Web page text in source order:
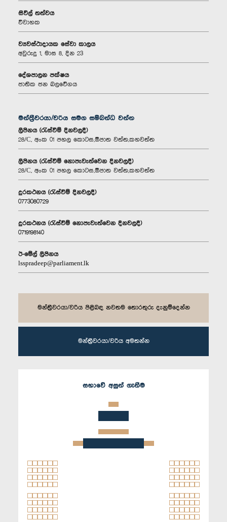
සිවිල් තත්වය
විවාහක
ව්‍යවස්ථාදායක සේවා කාලය
අවුරුදු 1, මාස 8, දින 23
දේශපාලන පක්ෂය
ජාතික ජන බලවේගය
මන්ත්‍රීවරයා/වරිය සමග සම්බන්ධ වන්න
ලිපිනය (රැස්වීම් දිනවලදී)
28/C, අංක 01 පහල කොටස,ඕපාත වත්ත,කහවත්ත
ලිපිනය (රැස්වීම් නොපැවැත්වෙන දිනවලදී)
28/C, අංක 01 පහල කොටස,ඕපාත වත්ත,කහවත්ත
දුරකථනය (රැස්වීම් දිනවලදී)
0773080729
දුරකථනය (රැස්වීම් නොපැවැත්වෙන දිනවලදී)
0719198140
ඊ-මේල් ලිපිනය
lsspradeep@parliament.lk
මන්ත්‍රීවරයා/වරිය පිළිබඳ නවතම තොරතුරු දැනුම්දෙන්න
මන්ත්‍රීවරයා/වරිය අමතන්න
සභාවේ අසුන් ගැනීම